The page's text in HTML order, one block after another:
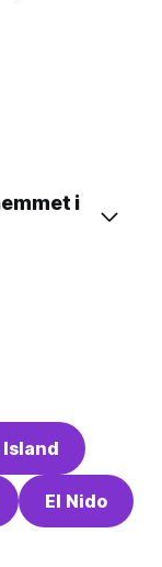
i
El Nido